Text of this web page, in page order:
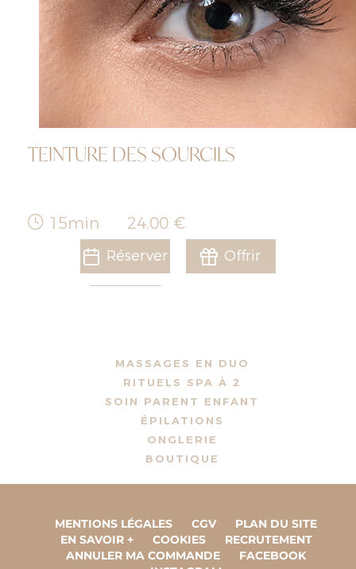
TEINTURE DES SOURCILS
15min 24,00 €
Réserver Offrir
MASSAGES EN DUO
RITUELS SPA À 2
SOIN PARENT ENFANT
ÉPILATIONS
ONGLERIE
BOUTIQUE
MENTIONS LÉGALES CGV
PLAN DU SITE
EN SAVOIR +
COOKIES
RECRUTEMENT
ANNULER MA COMMANDE
FACEBOOK